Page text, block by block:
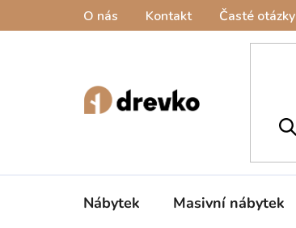
O nás Kontakt Časté otázky
Nábytek Masivní nábytek